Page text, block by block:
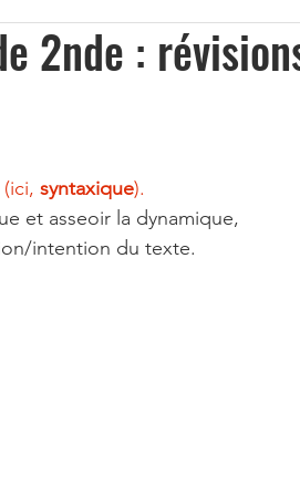
2nde :
(ici, syntaxique).
et asseoir la dynamique,
intention du texte.